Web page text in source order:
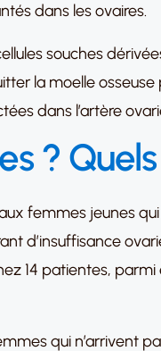
dans les ovaires.
souches
la moelle
dans l’artère
?
femmes jeunes
d’insuffisance
14 patientes,
qui n’arrivent